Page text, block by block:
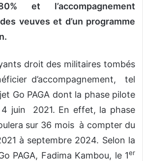
et l’accompagnement
veuves et d’un programme
droit des militaires tombés
d’accompagnement, tel
Go PAGA dont la phase pilote
juin 2021. En effet, la phase
sur 36 mois à compter du
à septembre 2024. Selon la
PAGA, Fadima Kambou, le 1er